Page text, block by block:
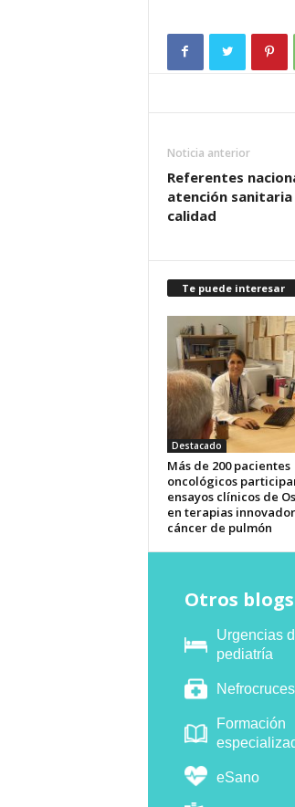
Noticia anterior
Referentes
atención
calidad
Te puede interesar
Destacado
Más de 200 pacientes
oncológicos
ensayos clínicos de
en terapias
cáncer de pulmón
Otros blogs
Urgencias
pediatría
Nefrocruces
Formación
eSano